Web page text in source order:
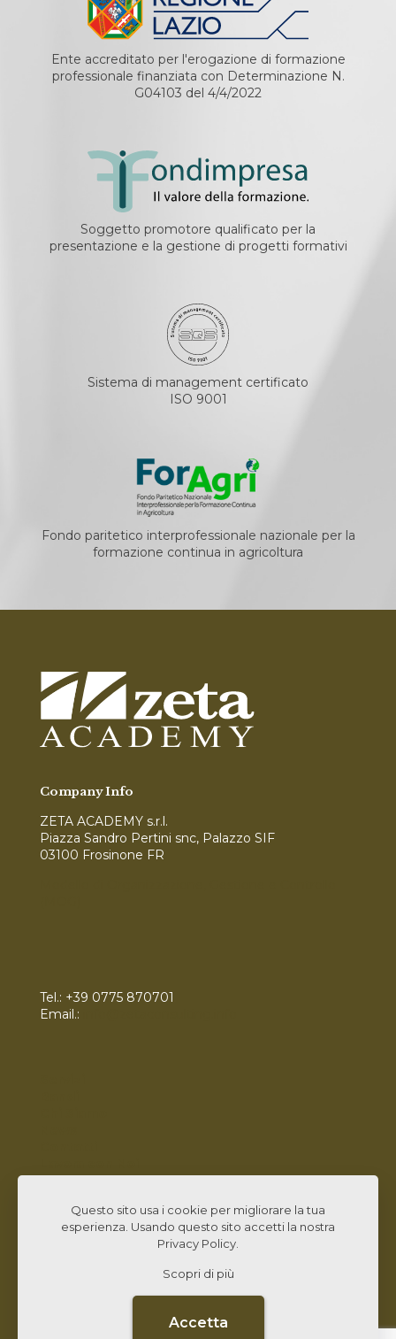
Ente accreditato per l'erogazione di formazione
professionale finanziata con Determinazione N.
G04103 del 4/4/2022
Soggetto promotore qualificato per la
presentazione e la gestione di progetti formativi
Sistema di management certificato
ISO 9001
Fondo paritetico interprofessionale nazionale per la
formazione continua in agricoltura
Company Info
ZETA ACADEMY s.r.l.
Piazza Sandro Pertini snc, Palazzo SIF
03100 Frosinone FR
Tel.: +39 0775 870701
Email.:
© 2026 Zeta Consulting s.r.l. All Rights Reserved |
CB&C Lab
Questo sito usa i cookie per migliorare la tua
esperienza. Usando questo sito accetti la nostra
Privacy Policy
Scopri di più
Accetta